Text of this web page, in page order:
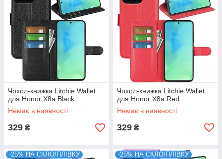
Чохол-книжка Litchie Wallet
для Honor X8a Black
Немає в наявності
329 ₴
Чохол-книжка Litchie Wallet
для Honor X8a Red
Немає в наявності
329 ₴
-25% НА СКЛО/ПЛІВКУ -25% НА СКЛО/ПЛІВКУ